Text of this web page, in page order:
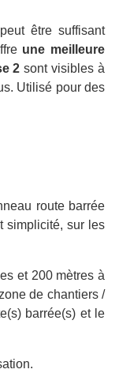
peut être suffisant
une meilleure
2 sont visibles à
Utilisé pour des
route barrée
simplicité, sur les
et 200 mètres à
de chantiers /
barrée(s) et le